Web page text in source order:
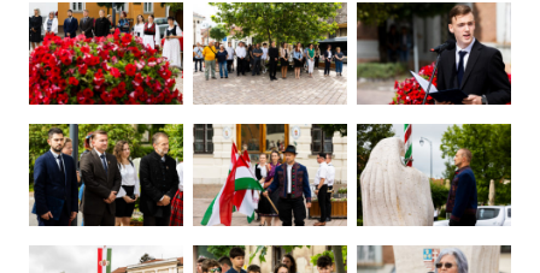
Ugrás a galéria utánra